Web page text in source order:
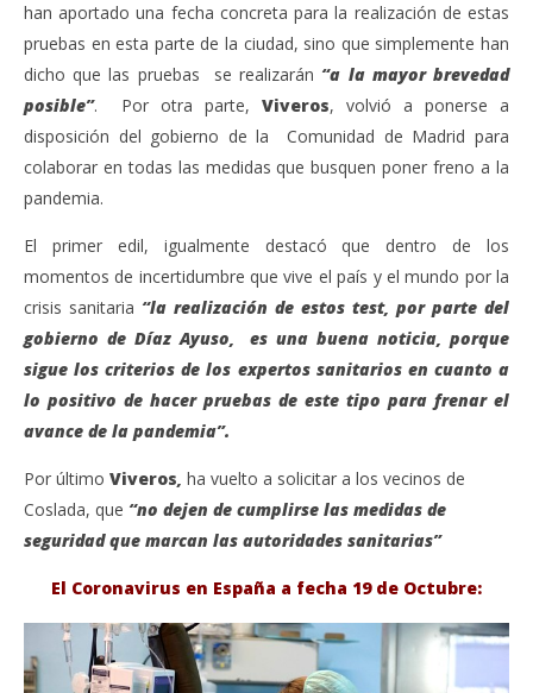
han aportado una fecha concreta para la realización de estas
pruebas en esta parte de la ciudad, sino que simplemente han
dicho que las pruebas se realizarán “a la mayor brevedad
posible”. Por otra parte, Viveros, volvió a ponerse a
disposición del gobierno de la Comunidad de Madrid para
colaborar en todas las medidas que busquen poner freno a la
pandemia.
El primer edil, igualmente destacó que dentro de los
momentos de incertidumbre que vive el país y el mundo por la
crisis sanitaria “la realización de estos test, por parte del
gobierno de Díaz Ayuso, es una buena noticia, porque
sigue los criterios de los expertos sanitarios en cuanto a
lo positivo de hacer pruebas de este tipo para frenar el
avance de la pandemia”.
Por último Viveros, ha vuelto a solicitar a los vecinos de
Coslada, que “no dejen de cumplirse las medidas de
seguridad que marcan las autoridades sanitarias”
El Coronavirus en España a fecha 19 de Octubre: